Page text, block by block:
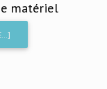
matériel